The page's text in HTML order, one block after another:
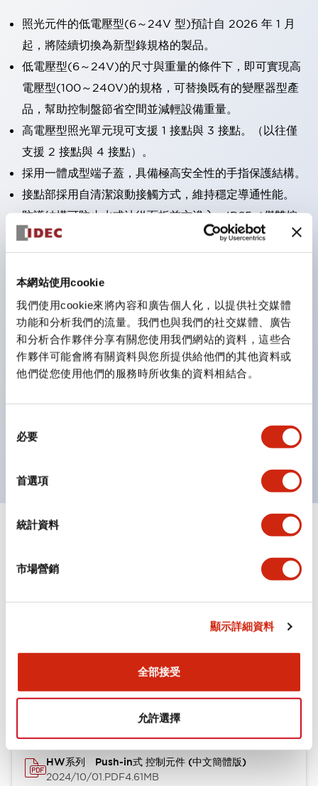
本網站使用cookie
我們使用cookie來將內容和廣告個人化，以提供社交媒體
功能和分析我們的流量。我們也與我們的社交媒體、廣告
和分析合作夥伴分享有關您使用我們網站的資料，這些合
作夥伴可能會將有關資料與您所提供給他們的其他資料或
他們從您使用他們的服務時所收集的資料相結合。
必要
首選項
統計資料
市場營銷
顯示詳細資料
全部接受
允許選擇
照光元件的低電壓型(6～24V 型)預計自 2026 年 1 月
起，將陸續切換為新型錄規格的製品。
低電壓型(6～24V)的尺寸與重量的條件下，即可實現高
電壓型(100～240V)的規格，可替換既有的變壓器型產
品，幫助控制盤節省空間並減輕設備重量。
高電壓型照光單元現可支援 1 接點與 3 接點。（以往僅
支援 2 接點與 4 接點）。
採用一體成型端子蓋，具備極高安全性的手指保護結構。
接點部採用自清潔滾動接觸方式，維持穩定導通性能。
防護結構可防止水或油從面板前方滲入：IP65（僅雙按
鈕開關為 IP40）。
三種功能集結於一顆開關。
完整支援全球各地需求的多種電壓規格。
一顆 LED 燈泡即可呈現六種顏色（LSRD 燈泡）。以往
需分色管理的 LED 燈泡，如今可用單一顆燈泡呈現多種
顏色。
示燈的亮燈/熄燈狀態，以及點燈時的顏色識別。
符合 ISO 3864-4 安全色規範：在危險或緊急狀況下，
顯示全部+
功能規格
文件和檔案
型錄和宣傳手冊
HW系列 Push-in式 控制元件 (中文簡體版)
2024/10/01.PDF4.61MB